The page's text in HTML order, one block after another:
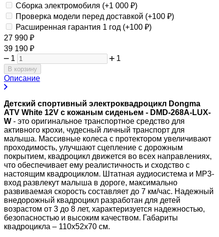
Сборка электромобиля (+1 000 ₽)
Проверка модели перед доставкой (+100 ₽)
Расширенная гарантия 1 год (+100 ₽)
27 990 ₽
39 190 ₽
1
1
В корзину
Описание
Детский спортивный электроквадроцикл Dongma
ATV White 12V с кожаным сиденьем - DMD-268A-LUX-
W - это оригинальное транспортное средство для
активного крохи, чудесный личный транспорт для
малыша. Массивные колеса с протектором увеличивают
проходимость, улучшают сцепление с дорожным
покрытием, квадроцикл движется во всех направлениях,
что обеспечивает ему реалистичность и сходство с
настоящим квадроциклом. Штатная аудиосистема и MP3-
вход развлекут малыша в дороге, максимально
развиваемая скорость составляет до 7 км/час. Надежный
внедорожный квадроцикл разработан для детей
возрастом от 3 до 8 лет, характеризуется надежностью,
безопасностью и высоким качеством. Габариты
квадроцикла – 110х52х70 см.